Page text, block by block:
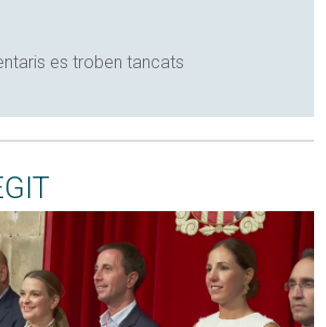
es troben tancats